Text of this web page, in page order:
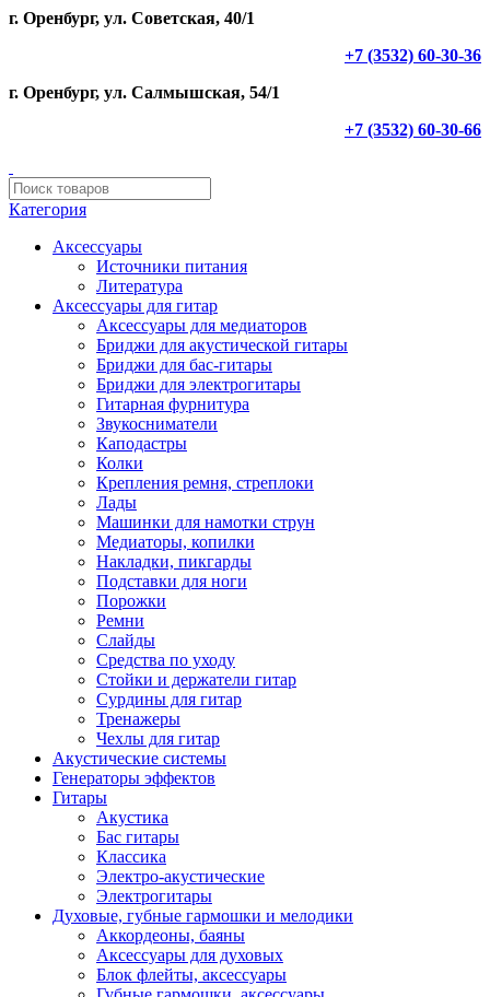
г. Оренбург, ул. Советская, 40/1
+7 (3532) 60-30-36
г. Оренбург, ул. Салмышская, 54/1
+7 (3532) 60-30-66
Категория
Аксессуары
Источники питания
Литература
Аксессуары для гитар
Аксессуары для медиаторов
Бриджи для акустической гитары
Бриджи для бас-гитары
Бриджи для электрогитары
Гитарная фурнитура
Звукосниматели
Каподастры
Колки
Крепления ремня, стреплоки
Лады
Машинки для намотки струн
Медиаторы, копилки
Накладки, пикгарды
Подставки для ноги
Порожки
Ремни
Слайды
Средства по уходу
Стойки и держатели гитар
Сурдины для гитар
Тренажеры
Чехлы для гитар
Акустические системы
Генераторы эффектов
Гитары
Акустика
Бас гитары
Классика
Электро-акустические
Электрогитары
Духовые, губные гармошки и мелодики
Аккордеоны, баяны
Аксессуары для духовых
Блок флейты, аксессуары